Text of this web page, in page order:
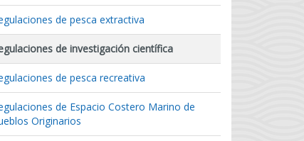
de pesca extractiva
de investigación científica
de pesca recreativa
de Espacio Costero Marino de
Originarios